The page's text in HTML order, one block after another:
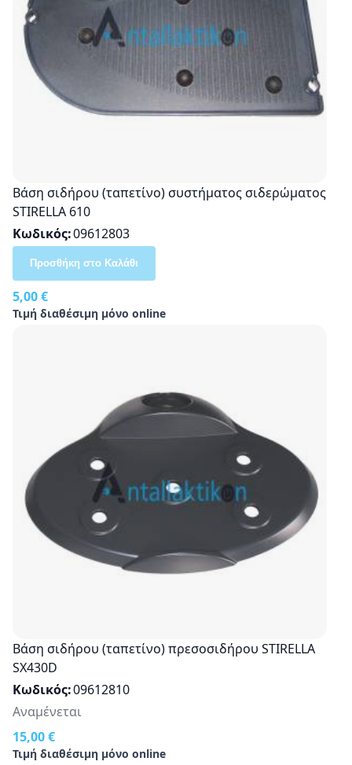
Βάση σιδήρου (ταπετίνο) συστήματος σιδερώματος
STIRELLA 610
Κωδικός 09612803
5,00 €
Τιμή διαθέσιμη μόνο online
Προσθήκη στο Καλάθι
Βάση σιδήρου (ταπετίνο) πρεσοσιδήρου STIRELLA
SX430D
Κωδικός 09612810
15,00 €
Τιμή διαθέσιμη μόνο online
Αναμένεται